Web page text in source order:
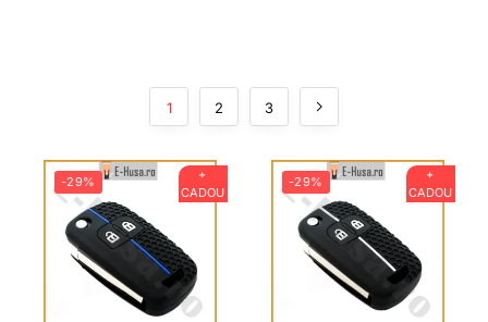
1 2 3
+
CADOU
-29%
+
CADOU
-29%